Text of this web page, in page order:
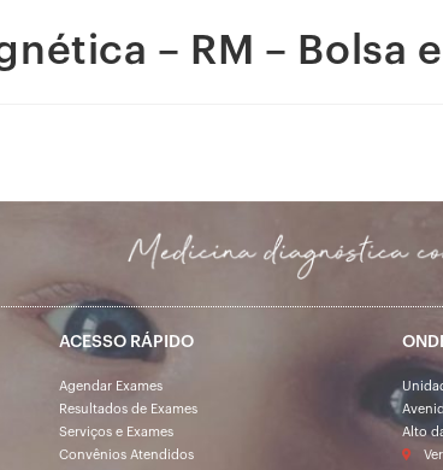
– RM – Bolsa
ACESSO RÁPIDO
Agendar Exames
Resultados de Exames
Serviços e Exames
Convênios Atendidos
Alto